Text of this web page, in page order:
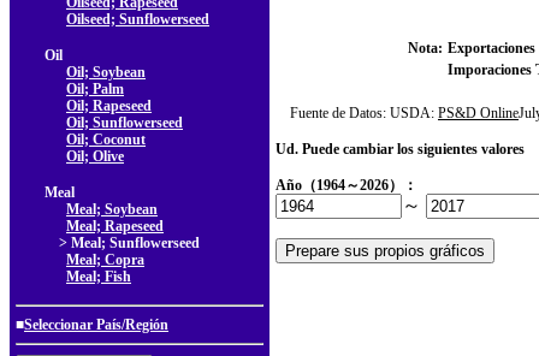
Oilseed; Sunflowerseed
Oil
Oil; Soybean
Oil; Palm
Oil; Rapeseed
Oil; Sunflowerseed
Oil; Coconut
Oil; Olive
Meal
Meal; Soybean
Meal; Rapeseed
> Meal; Sunflowerseed
Meal; Copra
Meal; Fish
■Seleccionar País/Región
Nota: Exportaciones
Imporaciones
Fuente de Datos: USDA: PS&D Online
Ud. Puede cambiar los siguientes valores
Año（1964～2026）：
～